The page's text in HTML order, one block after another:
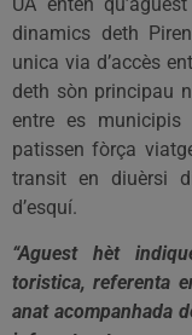
dinamics deth
unica via d’accès
deth sòn principau
entre es
patissen fòrça
transit en diuèrsi
d’esquí.
“Aguest hèt
toristica, referenta
anat acompanhada